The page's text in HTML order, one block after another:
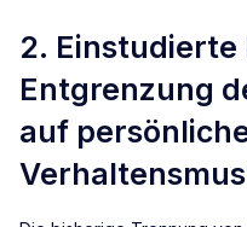
2. Einstudierte
Entgrenzung
auf